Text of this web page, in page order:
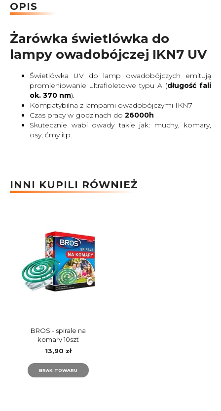
OPIS
Żarówka świetlówka do
lampy owadobójczej IKN7 UV
Świetlówka UV do lamp owadobójczych emitują
promieniowanie ultrafioletowe typu A (długość fali
ok. 370 nm).
Kompatybilna z lampami owadobójczymi IKN7
Czas pracy w godzinach do 26000h
Skutecznie wabi owady takie jak: muchy, komary,
osy, ćmy itp.
INNI KUPILI RÓWNIEŻ
BROS - spirale na
komary 10szt
13,90 zł
BRAK TOWARU